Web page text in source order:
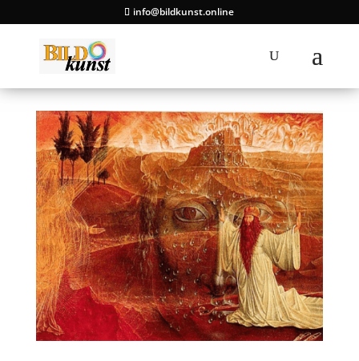
info@bildkunst.online